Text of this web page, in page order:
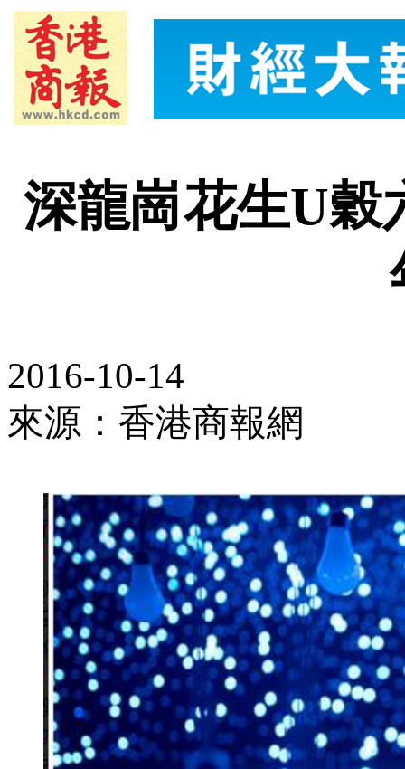
深龍崗花生U穀
2016-10-14
來源：香港商報網